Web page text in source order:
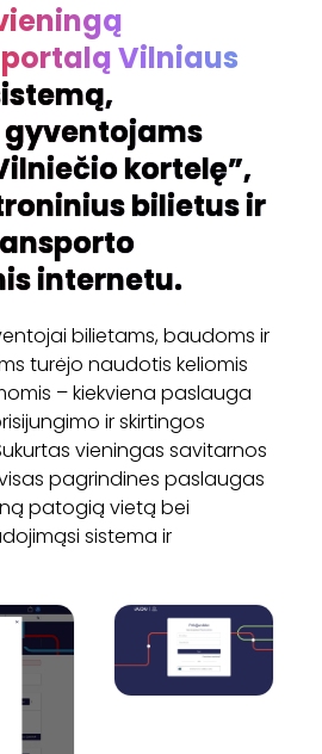
Vilniaus
kortelę”,
bilietus ir
internetu.
bilietams, baudoms ir
turėjo naudotis keliomis
– kiekviena paslauga
ir skirtingos
vieningas savitarnos
pagrindines paslaugas
patogią vietą bei
sistema ir